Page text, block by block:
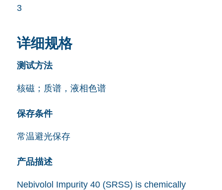
3
详细规格
测试方法
核磁；质谱，液相色谱
保存条件
常温避光保存
产品描述
Nebivolol Impurity 40 (SRSS) is chemically